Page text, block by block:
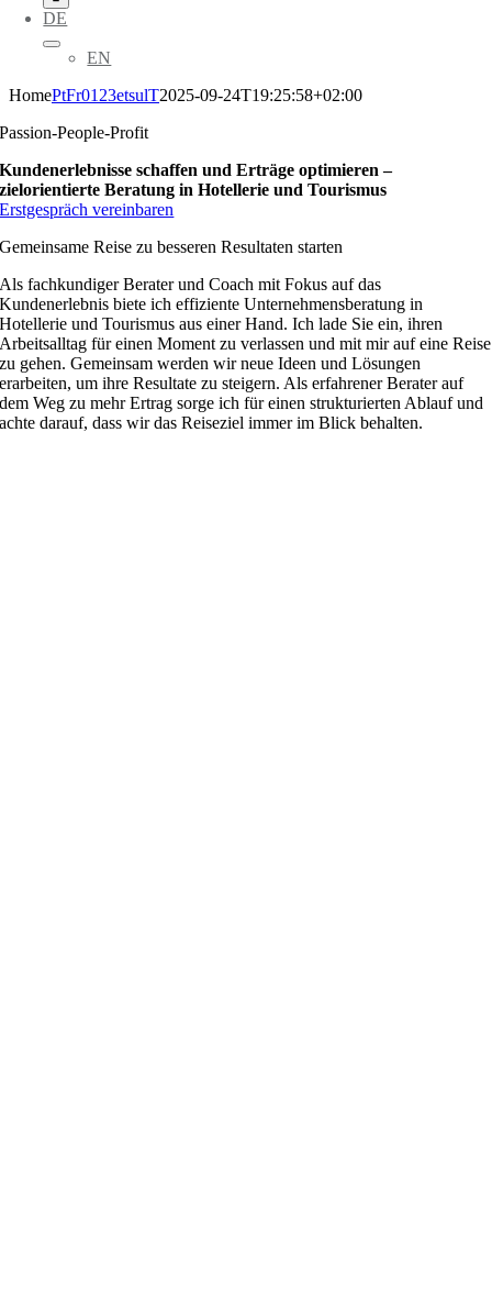
DE
EN
HomePtFr0123etsulT2025-09-24T19:25:58+02:00
Passion-People-Profit
Kundenerlebnisse schaffen und Erträge optimieren –
zielorientierte Beratung in Hotellerie und Tourismus
Erstgespräch vereinbaren
Gemeinsame Reise zu besseren Resultaten starten
Als fachkundiger Berater und Coach mit Fokus auf das
Kundenerlebnis biete ich effiziente Unternehmensberatung in
Hotellerie und Tourismus aus einer Hand. Ich lade Sie ein, ihren
Arbeitsalltag für einen Moment zu verlassen und mit mir auf eine Reise
zu gehen. Gemeinsam werden wir neue Ideen und Lösungen
erarbeiten, um ihre Resultate zu steigern. Als erfahrener Berater auf
dem Weg zu mehr Ertrag sorge ich für einen strukturierten Ablauf und
achte darauf, dass wir das Reiseziel immer im Blick behalten.